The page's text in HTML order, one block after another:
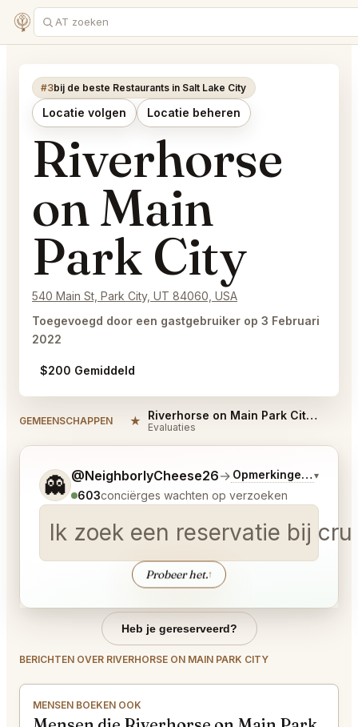
#3bij de beste Restaurants in Salt Lake City
Locatie volgen Locatie beheren
Riverhorse
on Main
Park City
540 Main St, Park City, UT 84060, USA
Toegevoegd door een gastgebruiker op 3 Februari
2022
$200 Gemiddeld
GEMEENSCHAPPEN ★ Riverhorse on Main Park City Reviews
Evaluaties
👻 @NeighborlyCheese26→ Opmerkingen over
▾
603conciërges wachten op verzoeken
Ik zoek een reservatie bij
Probeer het.↑
Vertel me wat je wilt.
Heb je gereserveerd?
BERICHTEN OVER RIVERHORSE ON MAIN PARK CITY
MENSEN BOEKEN OOK